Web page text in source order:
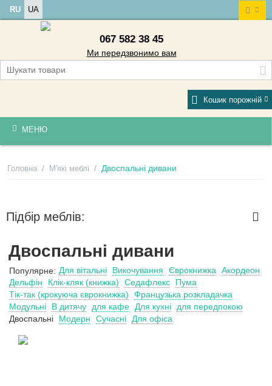
RU UA
067 582 38 45
Ми передзвонимо вам
Кошик порожній
МЕНЮ
Головна / М'які меблі / Двоспальні дивани
Підбір меблів:
Двоспальні дивани
Популярне: Для вітальні Викочування Єврокнижка
Акордеон
Дельфін
Клік-кляк (книжка) Седафлекс
Пума
Тік-так (крокуюча єврокнижка)
Французька розкладачка
Модульні
В дитячу для кафе Для кухні
для передпокою
Двоспальні
Модерн Сучасні Для офіса